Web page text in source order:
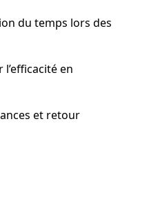
du temps lors des
en
et retour